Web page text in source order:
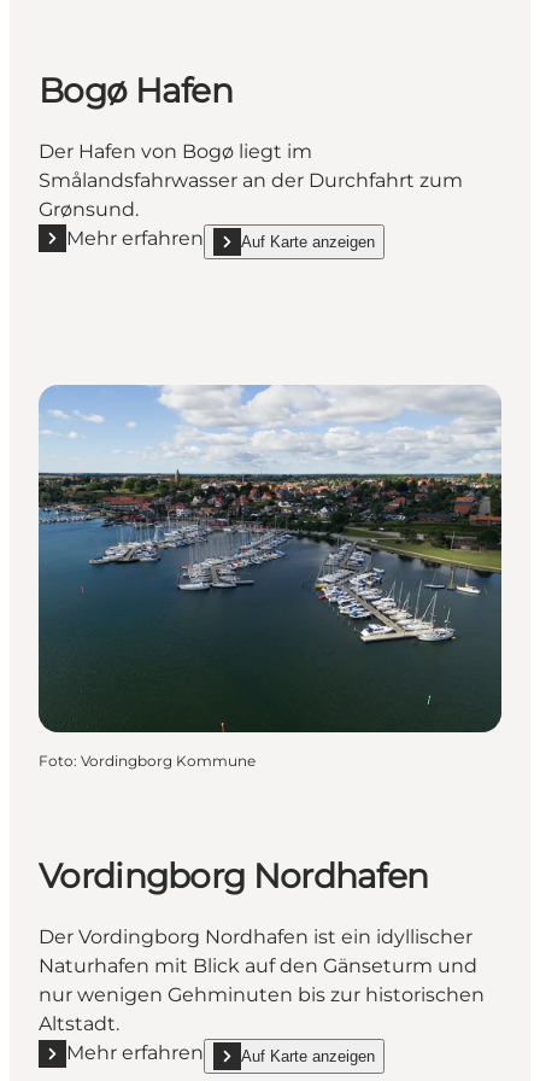
Bogø Hafen
Der Hafen von Bogø liegt im
Smålandsfahrwasser an der Durchfahrt zum
Grønsund.
Mehr erfahren
Mehr erfahren "Bogø Hafen"Auf Karte anzeigen
show Bogø Hafen on_map
Foto: Vordingborg Kommune
Vordingborg Nordhafen
Der Vordingborg Nordhafen ist ein idyllischer
Naturhafen mit Blick auf den Gänseturm und
nur wenigen Gehminuten bis zur historischen
Altstadt.
Mehr erfahren
Mehr erfahren "Vordingborg Nordhafen"
Auf Karte anzeigen
show Vordingborg Nordhafen on_map